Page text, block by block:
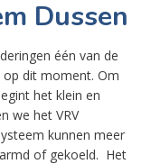
Dussen
één van de
dit moment. Om
het klein en
we het VRV
kunnen meer
of gekoeld. Het